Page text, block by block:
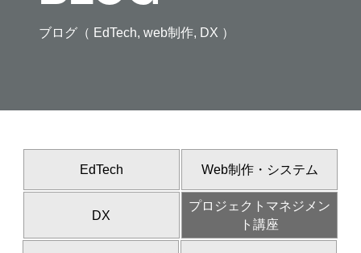
ブログ（ EdTech, web制作, DX ）
EdTech Web制作・システム
DX
プロジェクトマネジメン
ト講座